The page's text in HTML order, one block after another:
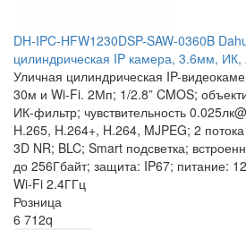
DH-IPC-HFW1230DSP-SAW-0360B
цилиндрическая IP камера, 3.6мм,
Уличная цилиндрическая IP-
30м и Wi-Fi. 2Мп; 1/2.8” CMOS;
ИК-фильтр; чувствительность
H.265, H.264+, H.264, MJPEG; 2
3D NR; BLC; Smart подсветка;
до 256Гбайт; защита: IP67; питание:
Wi-Fi 2.4ГГц
Розница
6 712q